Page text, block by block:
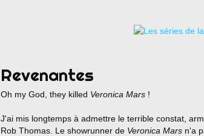
Revenantes
Oh my God, they killed Veronica Mars !
J'ai mis longtemps à admettre le terrible constat,
Rob Thomas. Le showrunner de Veronica Mars n'a